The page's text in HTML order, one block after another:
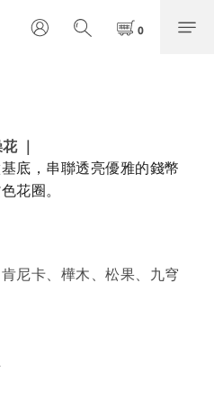
｜
底，串聯透亮優雅的錢幣
花圈。
尼卡、樺木、松果、九穹